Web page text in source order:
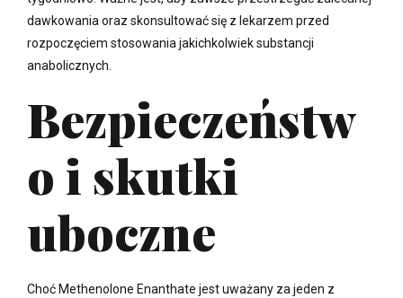
dawkowania oraz skonsultować się z lekarzem przed
rozpoczęciem stosowania jakichkolwiek substancji
anabolicznych.
Bezpieczeństw
o i skutki
uboczne
Choć Methenolone Enanthate jest uważany za jeden z